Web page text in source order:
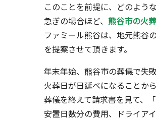
このことを前提に、どのよう
急ぎの場合ほど、 熊谷市の火
ファミール熊谷は、地元熊谷
を提案させて頂きます。
年末年始、熊谷市の葬儀で失
火葬日が日延べになることから
葬儀を終えて請求書を見て、
安置日数分の費用、ドライア